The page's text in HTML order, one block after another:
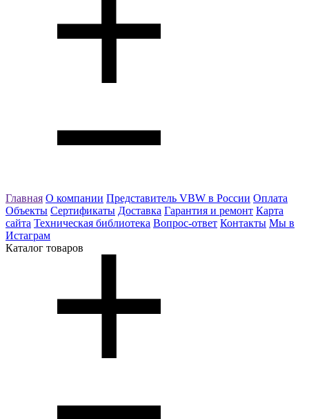
Главная О компании Представитель VBW в России Оплата
Объекты Сертификаты Доставка Гарантия и ремонт Карта
сайта Техническая библиотека Вопрос-ответ Контакты Мы в
Истаграм
Каталог товаров